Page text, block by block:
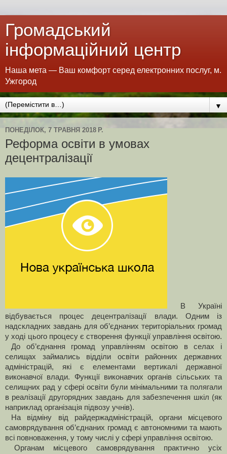
Громадський
інформаційний центр
Наша мета — Ваш комфорт серед електронних послуг, м.
Ужгород
▼
ПОНЕДІЛОК, 7 ТРАВНЯ 2018 Р.
Реформа освіти в умовах
децентралізації
В Україні
відбувається процес децентралізації влади. Одним із
надскладних завдань для об’єднаних територіальних громад
у ході цього процесу є створення функції управління освітою.
До об’єднання громад управлінням освітою в селах і
селищах займались відділи освіти районних державних
адміністрацій, які є елементами вертикалі державної
виконавчої влади. Функції виконавчих органів сільських та
селищних рад у сфері освіти були мінімальними та полягали
в реалізації другорядних завдань для забезпечення шкіл (як
наприклад організація підвозу учнів).
На відміну від райдержадміністрацій, органи місцевого
самоврядування об’єднаних громад є автономними та мають
всі повноваження, у тому числі у сфері управління освітою.
Органам місцевого самоврядування практично усіх